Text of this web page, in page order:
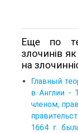
Еще по
злочинів
на
Главный
в Англии -
членом,
1664 г.